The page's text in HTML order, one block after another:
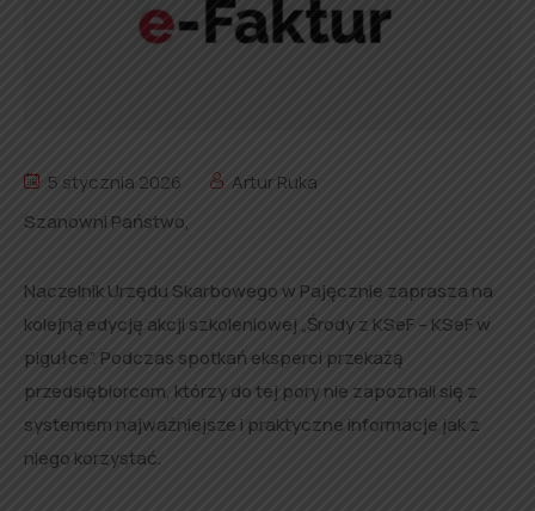
5 stycznia 2026
Artur Ruka
Szanowni Państwo,
Naczelnik Urzędu Skarbowego w Pajęcznie zaprasza na
kolejną edycję akcji szkoleniowej „Środy z KSeF – KSeF w
pigułce”. Podczas spotkań eksperci przekażą
przedsiębiorcom, którzy do tej pory nie zapoznali się z
systemem najważniejsze i praktyczne informacje jak z
niego korzystać.